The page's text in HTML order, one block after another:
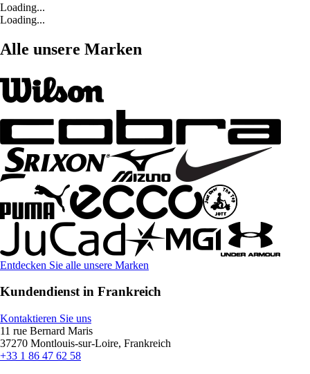
Loading...
Loading...
Alle unsere Marken
Entdecken Sie alle unsere Marken
Kundendienst in Frankreich
Kontaktieren Sie uns
11 rue Bernard Maris
37270 Montlouis-sur-Loire, Frankreich
+33 1 86 47 62 58